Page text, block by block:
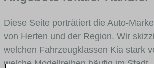
Diese Seite porträtiert die Auto-
von Herten und der Region. Wir
welchen Fahrzeugklassen Kia stark
welche Modellreihen häufig im Stadt-